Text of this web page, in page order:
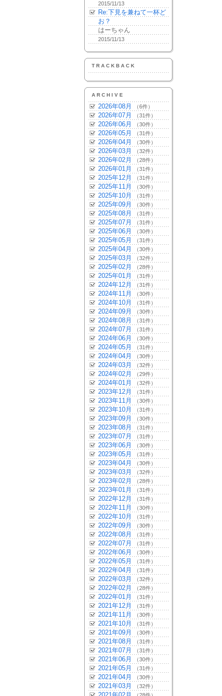
2015/11/13
Re:下見を兼ねて一杯ど
お？
はーちゃん
2015/11/13
TRACKBACK
ARCHIVE
2026年08月 （6件）
2026年07月 （31件）
2026年06月 （30件）
2026年05月 （31件）
2026年04月 （30件）
2026年03月 （32件）
2026年02月 （28件）
2026年01月 （31件）
2025年12月 （31件）
2025年11月 （30件）
2025年10月 （31件）
2025年09月 （30件）
2025年08月 （31件）
2025年07月 （31件）
2025年06月 （30件）
2025年05月 （31件）
2025年04月 （30件）
2025年03月 （32件）
2025年02月 （28件）
2025年01月 （31件）
2024年12月 （31件）
2024年11月 （30件）
2024年10月 （31件）
2024年09月 （30件）
2024年08月 （31件）
2024年07月 （31件）
2024年06月 （30件）
2024年05月 （31件）
2024年04月 （30件）
2024年03月 （32件）
2024年02月 （29件）
2024年01月 （32件）
2023年12月 （31件）
2023年11月 （30件）
2023年10月 （31件）
2023年09月 （30件）
2023年08月 （31件）
2023年07月 （31件）
2023年06月 （30件）
2023年05月 （31件）
2023年04月 （30件）
2023年03月 （32件）
2023年02月 （28件）
2023年01月 （31件）
2022年12月 （31件）
2022年11月 （30件）
2022年10月 （31件）
2022年09月 （30件）
2022年08月 （31件）
2022年07月 （31件）
2022年06月 （30件）
2022年05月 （31件）
2022年04月 （31件）
2022年03月 （32件）
2022年02月 （28件）
2022年01月 （31件）
2021年12月 （31件）
2021年11月 （30件）
2021年10月 （31件）
2021年09月 （30件）
2021年08月 （31件）
2021年07月 （31件）
2021年06月 （30件）
2021年05月 （31件）
2021年04月 （30件）
2021年03月 （32件）